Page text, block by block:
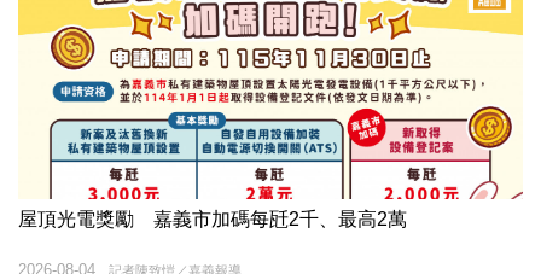
屋頂光電獎勵 嘉義市加碼每瓩2千、最高2萬
記者陳致愷／嘉義報導
2026-08-04